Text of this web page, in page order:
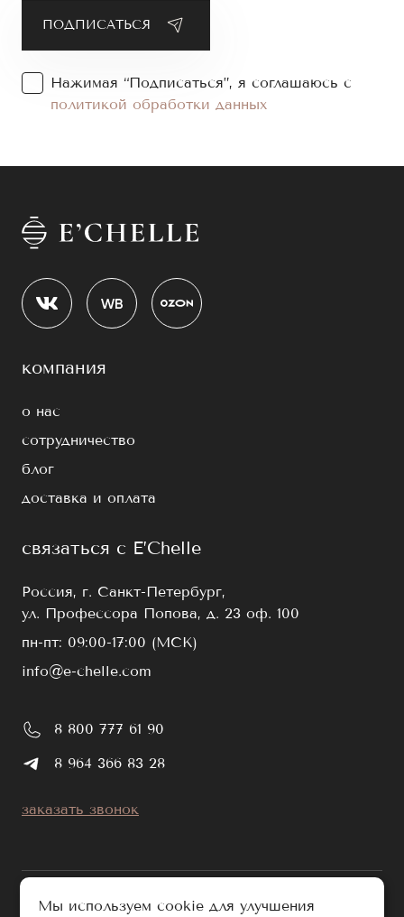
Нажимая “Подписаться”, я соглашаюсь с
политикой обработки данных
компания
о нас
сотрудничество
блог
доставка и оплата
связаться с E’Chelle
Россия, г. Санкт-Петербург,
ул. Профессора Попова, д. 23 оф. 100
пн-пт: 09:00-17:00 (МСК)
info@e-chelle.com
8 800 777 61 90
8 964 366 83 28
заказать звонок
Мы используем cookie для улучшения